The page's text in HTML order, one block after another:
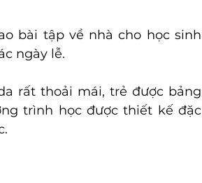
bài tập về nhà cho học sinh
ngày lễ.
rất thoải mái, trẻ được bảng
trình học được thiết kế đặc